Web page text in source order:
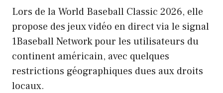
Lors de la World Baseball Classic 2026, elle
propose des jeux vidéo en direct via le signal
1Baseball Network pour les utilisateurs du
continent américain, avec quelques
restrictions géographiques dues aux droits
locaux.